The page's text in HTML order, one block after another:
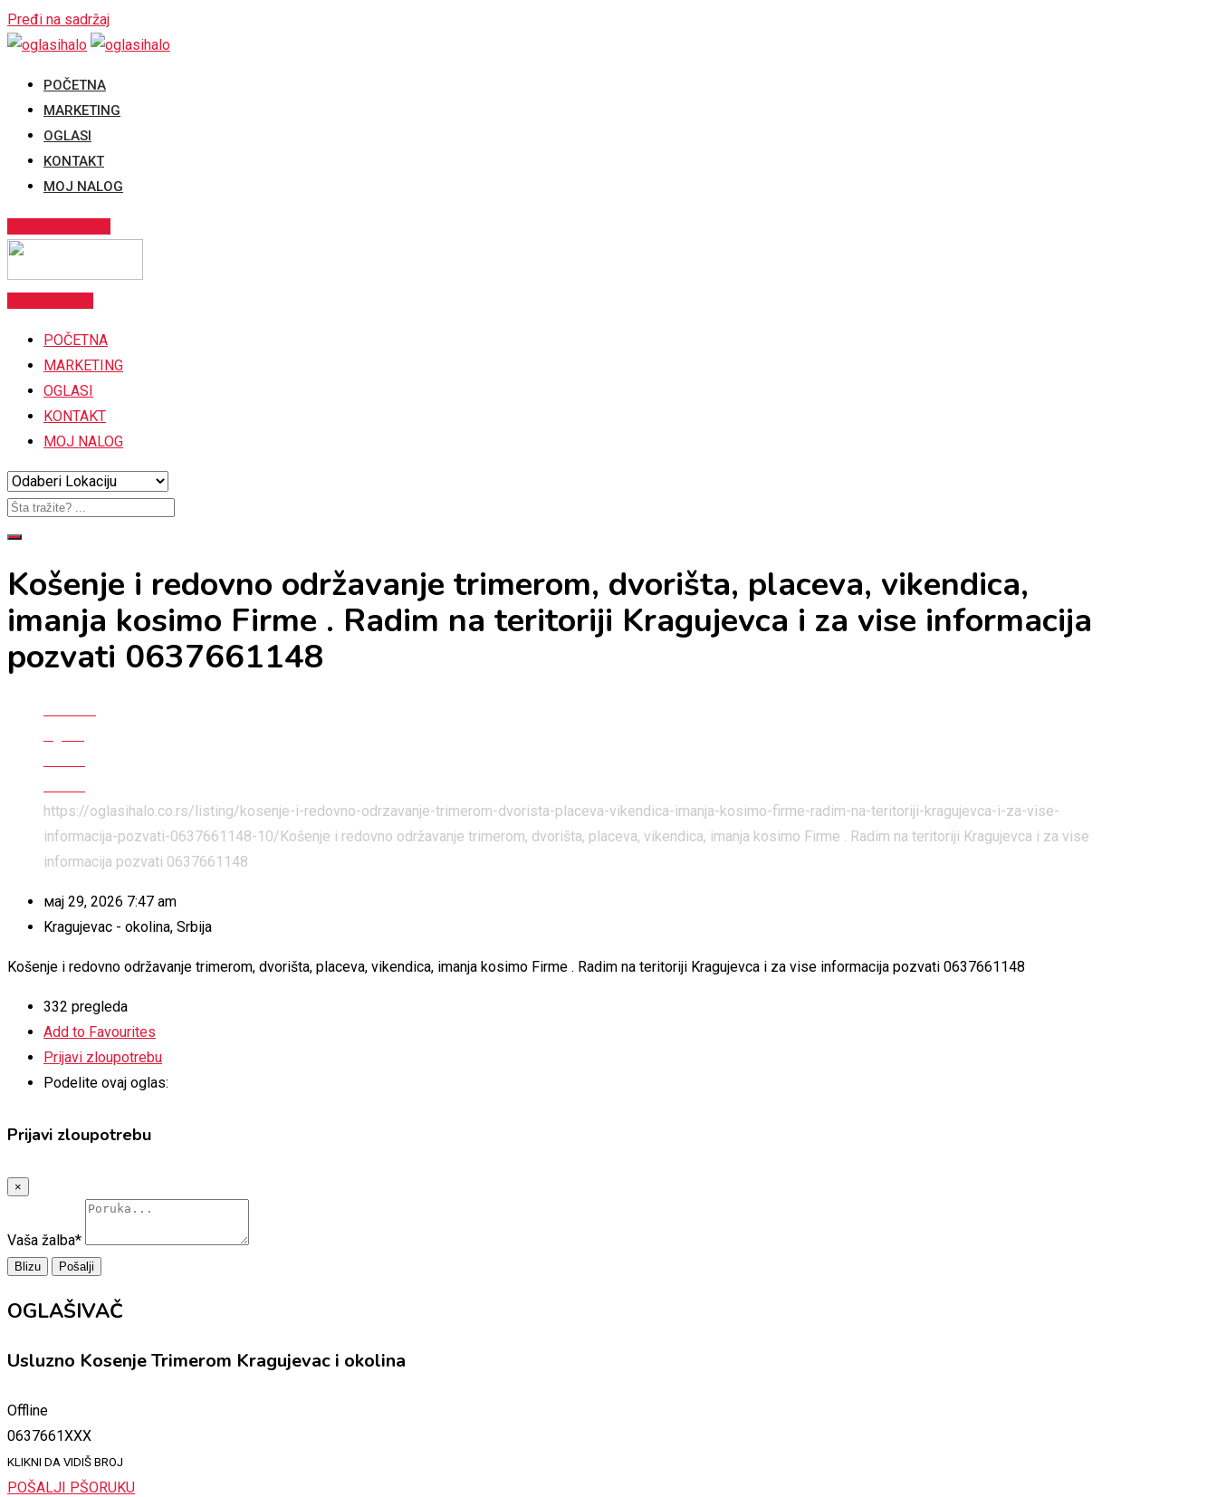
Pređi na sadržaj
POČETNA
MARKETING
OGLASI
KONTAKT
MOJ NALOG
POČETNA
MARKETING
OGLASI
KONTAKT
MOJ NALOG
Košenje i redovno održavanje trimerom, dvorišta, placeva, vikendica,
imanja kosimo Firme . Radim na teritoriji Kragujevca i za vise informacija
pozvati 0637661148
https://oglasihalo.co.rs/listing/kosenje-i-redovno-odrzavanje-trimerom-dvorista-placeva-vikendica-imanja-kosimo-firme-radim-na-teritoriji-kragujevca-i-za-vise-
informacija-pozvati-0637661148-10/ Košenje i redovno održavanje trimerom, dvorišta, placeva, vikendica, imanja kosimo Firme . Radim na teritoriji Kragujevca i za vise
informacija pozvati 0637661148
мај 29, 2026 7:47 am
Kragujevac - okolina, Srbija
Košenje i redovno održavanje trimerom, dvorišta, placeva, vikendica, imanja kosimo Firme . Radim na teritoriji Kragujevca i za vise informacija pozvati 0637661148
332 pregleda
Add to Favourites
Prijavi zloupotrebu
Podelite ovaj oglas:
Prijavi zloupotrebu
×
Vaša žalba*
Blizu Pošalji
OGLAŠIVAČ
Usluzno Kosenje Trimerom Kragujevac i okolina
Offline
0637661XXX
KLIKNI DA VIDIŠ BROJ
POŠALJI PŠORUKU